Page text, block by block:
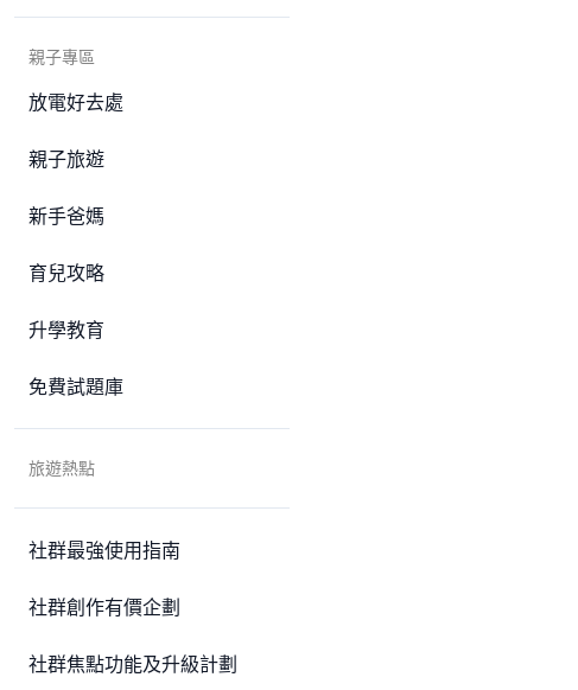
親子專區
放電好去處
親子旅遊
新手爸媽
育兒攻略
升學教育
免費試題庫
旅遊熱點
社群最強使用指南
社群創作有價企劃
社群焦點功能及升級計劃